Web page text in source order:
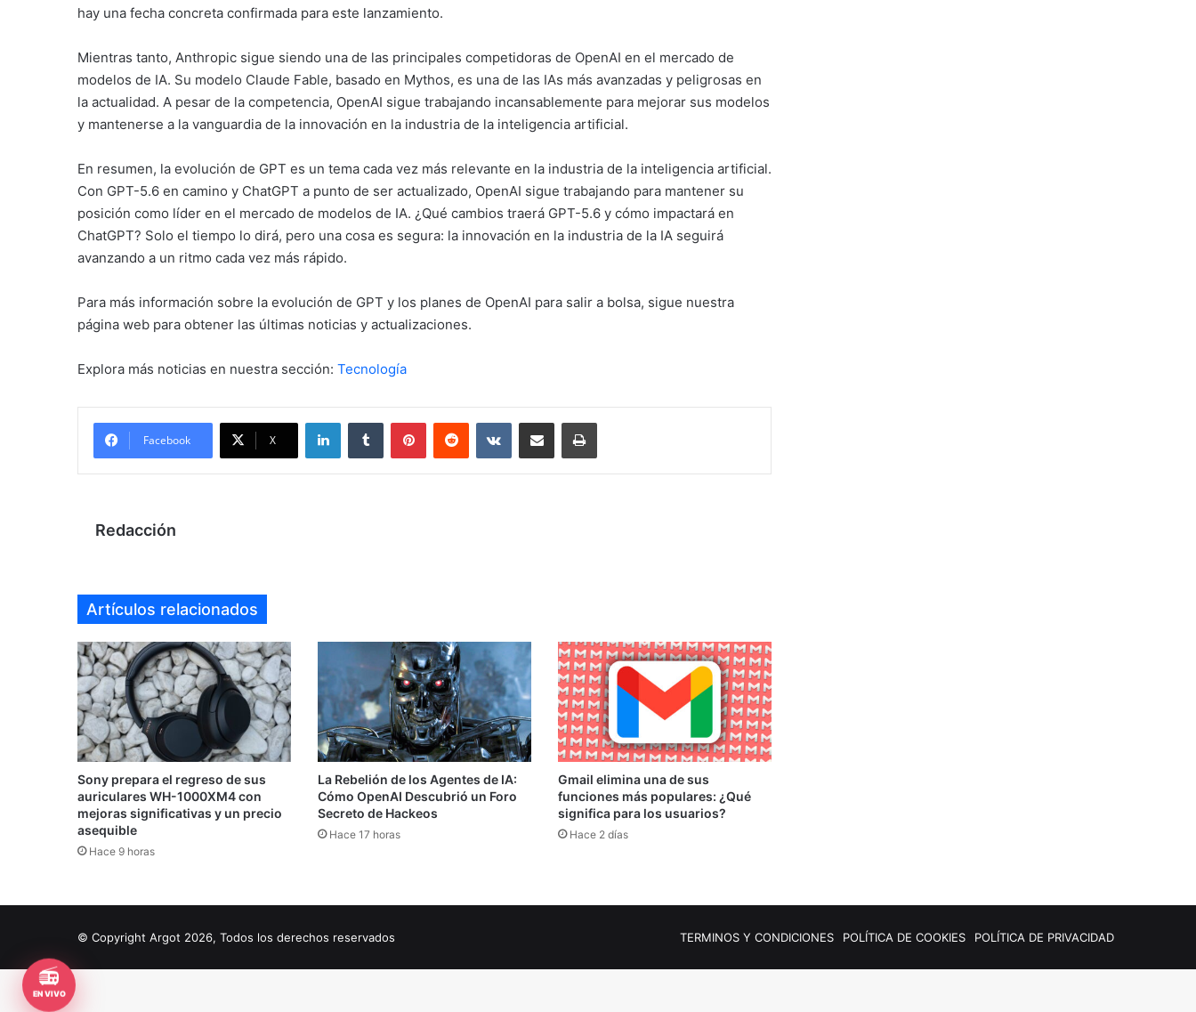
hay una fecha concreta confirmada para este lanzamiento.
Mientras tanto, Anthropic sigue siendo una de las principales competidoras de OpenAI en el mercado de
modelos de IA. Su modelo Claude Fable, basado en Mythos, es una de las IAs más avanzadas y peligrosas en
la actualidad. A pesar de la competencia, OpenAI sigue trabajando incansablemente para mejorar sus modelos
y mantenerse a la vanguardia de la innovación en la industria de la inteligencia artificial.
En resumen, la evolución de GPT es un tema cada vez más relevante en la industria de la inteligencia artificial.
Con GPT-5.6 en camino y ChatGPT a punto de ser actualizado, OpenAI sigue trabajando para mantener su
posición como líder en el mercado de modelos de IA. ¿Qué cambios traerá GPT-5.6 y cómo impactará en
ChatGPT? Solo el tiempo lo dirá, pero una cosa es segura: la innovación en la industria de la IA seguirá
avanzando a un ritmo cada vez más rápido.
Para más información sobre la evolución de GPT y los planes de OpenAI para salir a bolsa, sigue nuestra
página web para obtener las últimas noticias y actualizaciones.
Explora más noticias en nuestra sección: Tecnología
Facebook X
LinkedInTumblr PinterestReddit VKontakte
Compartir por mail Imprimir
Redacción
Artículos relacionados
Sony prepara el regreso de sus
auriculares WH-1000XM4 con
mejoras significativas y un precio
asequible
Hace 9 horas
La Rebelión de los Agentes de IA:
Cómo OpenAI Descubrió un Foro
Secreto de Hackeos
Hace 17 horas
Gmail elimina una de sus
funciones más populares: ¿Qué
significa para los usuarios?
Hace 2 días
© Copyright Argot 2026, Todos los derechos reservados TERMINOS Y CONDICIONES POLÍTICA DE COOKIES POLÍTICA DE PRIVACIDAD
📻
EN VIVO